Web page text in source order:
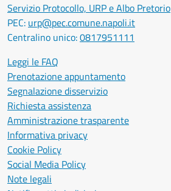
Servizio Protocollo, URP e Albo Pretorio
PEC: urp@pec.comune.napoli.it
Centralino unico:0817951111
Leggi le FAQ
Prenotazione appuntamento
Segnalazione disservizio
Richiesta assistenza
Amministrazione trasparente
Informativa privacy
Cookie Policy
Social Media Policy
Note legali